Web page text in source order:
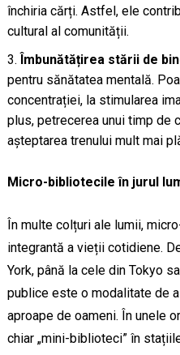
închiria cărți. Astfel, ele
cultural al comunității.
Îmbunătățirea stării de
pentru sănătatea mentală.
concentrației, la stimularea
plus, petrecerea unui timp de
așteptarea trenului mult mai
Micro-bibliotecile în jurul
În multe colțuri ale lumii,
integrantă a vieții cotidiene.
York, până la cele din Tokyo
publice este o modalitate de
aproape de oameni. În unele
chiar „mini-biblioteci” în